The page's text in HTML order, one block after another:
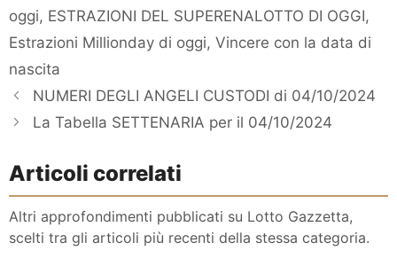
oggi, ESTRAZIONI DEL SUPERENALOTTO DI OGGI,
Estrazioni Millionday di oggi, Vincere con la data di
nascita
NUMERI DEGLI ANGELI CUSTODI di 04/10/2024
La Tabella SETTENARIA per il 04/10/2024
Articoli correlati
Altri approfondimenti pubblicati su Lotto Gazzetta,
scelti tra gli articoli più recenti della stessa categoria.